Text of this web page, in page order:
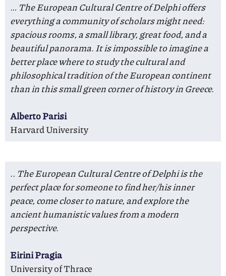
… The European Cultural Centre of Delphi offers
everything a community of scholars might need:
spacious rooms, a small library, great food, and a
beautiful panorama. It is impossible to imagine a
better place where to study the cultural and
philosophical tradition of the European continent
than in this small green corner of history in Greece.
Alberto Parisi
Harvard University
.. The European Cultural Centre of Delphi is the
perfect place for someone to find her/his inner
peace, come closer to nature, and explore the
ancient humanistic values from a modern
perspective.
Eirini Pragia
University of Thrace